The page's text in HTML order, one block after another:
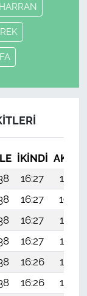
HARRAN
İKINDI
16:27
19:47
16:27
19:46
16:27
19:45
16:27
19:45
16:26
19:44
16:26
19:43